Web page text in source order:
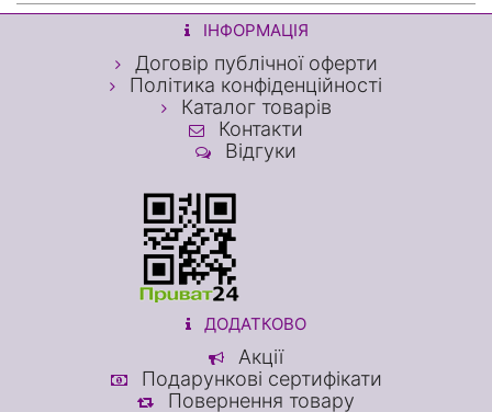
ІНФОРМАЦІЯ
Договір публічної оферти
Політика конфіденційності
Каталог товарів
Контакти
Відгуки
ДОДАТКОВО
Акції
Подарункові сертифікати
Повернення товару